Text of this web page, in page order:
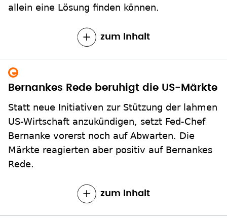
Bernankes Rede beruhigt die US-Märkte
Statt neue Initiativen zur Stützung der lahmen
US-Wirtschaft anzukündigen, setzt Fed-Chef
Bernanke vorerst noch auf Abwarten. Die
Märkte reagierten aber positiv auf Bernankes
Rede.